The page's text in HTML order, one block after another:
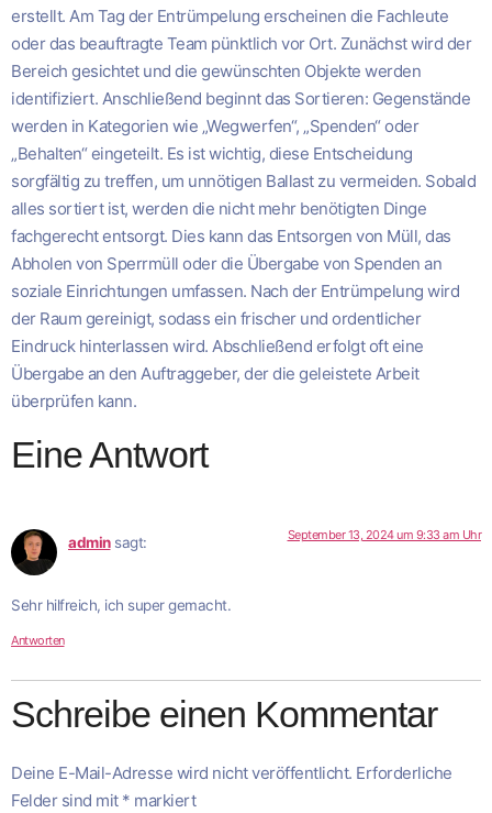
erstellt. Am Tag der Entrümpelung erscheinen die Fachleute
oder das beauftragte Team pünktlich vor Ort. Zunächst wird der
Bereich gesichtet und die gewünschten Objekte werden
identifiziert. Anschließend beginnt das Sortieren: Gegenstände
werden in Kategorien wie „Wegwerfen“, „Spenden“ oder
„Behalten“ eingeteilt. Es ist wichtig, diese Entscheidung
sorgfältig zu treffen, um unnötigen Ballast zu vermeiden. Sobald
alles sortiert ist, werden die nicht mehr benötigten Dinge
fachgerecht entsorgt. Dies kann das Entsorgen von Müll, das
Abholen von Sperrmüll oder die Übergabe von Spenden an
soziale Einrichtungen umfassen. Nach der Entrümpelung wird
der Raum gereinigt, sodass ein frischer und ordentlicher
Eindruck hinterlassen wird. Abschließend erfolgt oft eine
Übergabe an den Auftraggeber, der die geleistete Arbeit
überprüfen kann.
Eine Antwort
admin sagt: September 13, 2024 um 9:33 am Uhr
Sehr hilfreich, ich super gemacht.
Antworten
Schreibe einen Kommentar
Deine E-Mail-Adresse wird nicht veröffentlicht. Erforderliche
Felder sind mit * markiert